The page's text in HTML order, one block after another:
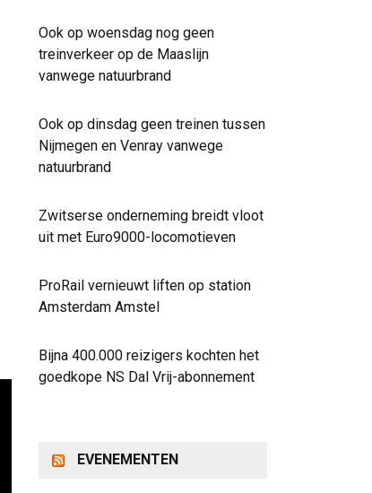
Ook op woensdag nog geen
treinverkeer op de Maaslijn
vanwege natuurbrand
Ook op dinsdag geen treinen tussen
Nijmegen en Venray vanwege
natuurbrand
Zwitserse onderneming breidt vloot
uit met Euro9000-locomotieven
ProRail vernieuwt liften op station
Amsterdam Amstel
Bijna 400.000 reizigers kochten het
goedkope NS Dal Vrij-abonnement
EVENEMENTEN